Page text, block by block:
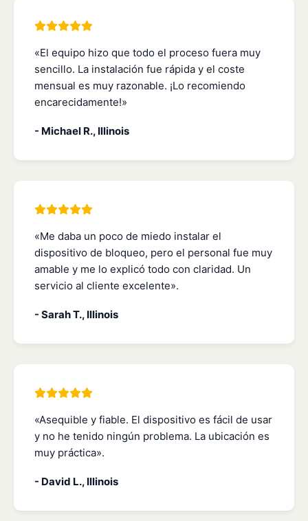
«El equipo hizo que todo el proceso fuera muy
sencillo. La instalación fue rápida y el coste
mensual es muy razonable. ¡Lo recomiendo
encarecidamente!»
- Michael R., Illinois
«Me daba un poco de miedo instalar el
dispositivo de bloqueo, pero el personal fue muy
amable y me lo explicó todo con claridad. Un
servicio al cliente excelente».
- Sarah T., Illinois
«Asequible y fiable. El dispositivo es fácil de usar
y no he tenido ningún problema. La ubicación es
muy práctica».
- David L., Illinois